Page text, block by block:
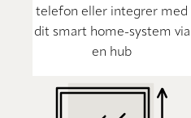
telefon eller integrer med
dit smart home-system via
en hub